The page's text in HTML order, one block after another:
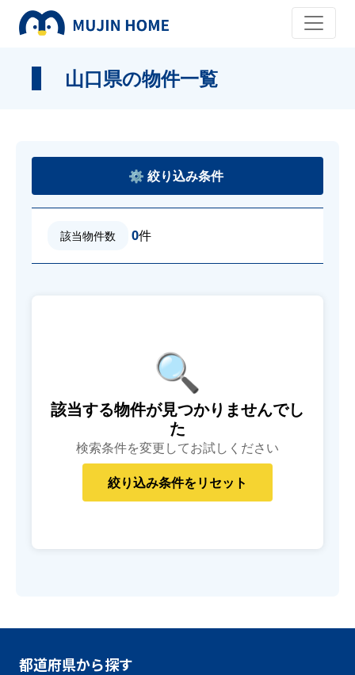
山口県の物件一覧
該当物件数 0件
🔍
該当する物件が見つかりませんでし
た
検索条件を変更してお試しください
都道府県から探す